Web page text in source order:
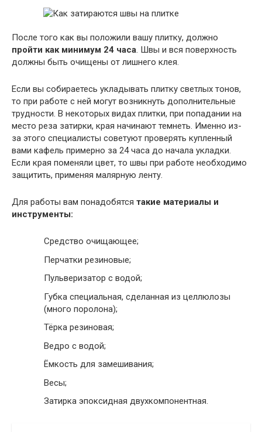
После того как вы положили вашу плитку, должно
пройти как минимум 24 часа. Швы и вся поверхность
должны быть очищены от лишнего клея.
Если вы собираетесь укладывать плитку светлых тонов,
то при работе с ней могут возникнуть дополнительные
трудности. В некоторых видах плитки, при попадании на
место реза затирки, края начинают темнеть. Именно из-
за этого специалисты советуют проверять купленный
вами кафель примерно за 24 часа до начала укладки.
Если края поменяли цвет, то швы при работе необходимо
защитить, применяя малярную ленту.
Для работы вам понадобятся такие материалы и
инструменты:
Средство очищающее;
Перчатки резиновые;
Пульверизатор с водой;
Губка специальная, сделанная из целлюлозы
(много поролона);
Тёрка резиновая;
Ведро с водой;
Ёмкость для замешивания;
Весы;
Затирка эпоксидная двухкомпонентная.